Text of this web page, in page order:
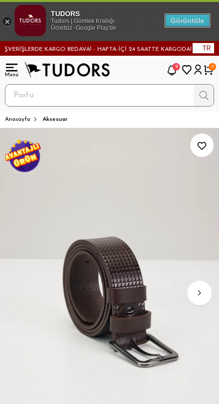
KARGO BEDAVA! - HAFTA İÇİ 24 SAATTE KARGODA! - TR
9 0
Anasayfa Aksesuar
TUDORS
Tudors | Gömlek Krallığı
Ücretsiz -Google Play'de
Görüntüle